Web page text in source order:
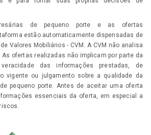
de pequeno porte e as ofertas
estão automaticamente dispensadas de
Valores Mobiliários - CVM. A CVM não analisa
ofertas realizadas não implicam por parte da
das informações prestadas, de
vigente ou julgamento sobre a qualidade da
pequeno porte. Antes de aceitar uma oferta
essenciais da oferta, em especial a